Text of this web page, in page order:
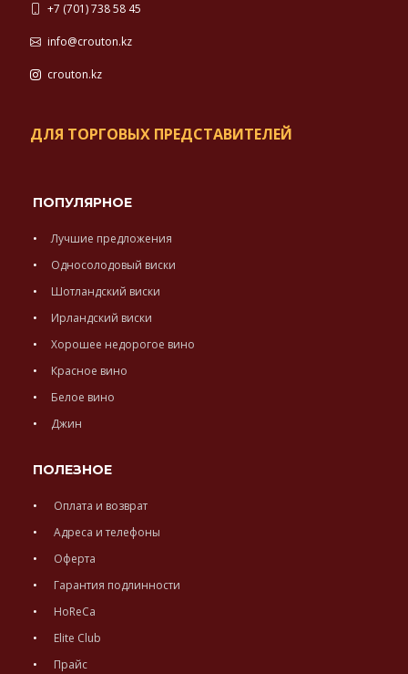
+7 (701) 738 58 45
info@crouton.kz
crouton.kz
ДЛЯ ТОРГОВЫХ ПРЕДСТАВИТЕЛЕЙ
ПОПУЛЯРНОЕ
Лучшие предложения
Односолодовый виски
Шотландский виски
Ирландский виски
Хорошее недорогое вино
Красное вино
Белое вино
Джин
ПОЛЕЗНОЕ
Оплата и возврат
Адреса и телефоны
Оферта
Гарантия подлинности
HoReCa
Elite Club
Прайс